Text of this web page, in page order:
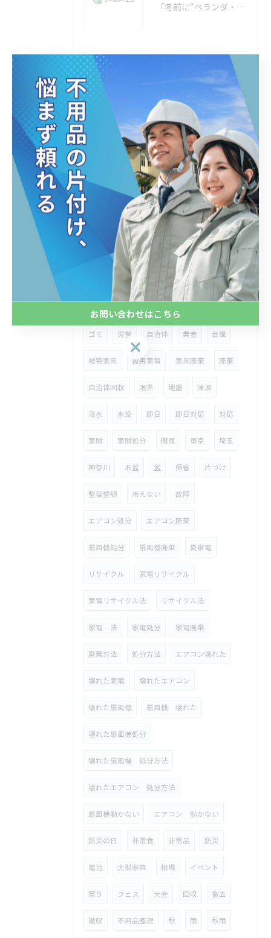
「冬前に“ベランダ・物置”の片付けをする人が増える理由。放置した不用品は早めに処分を」
タグ
ゴミ屋敷 ゴミ処分 片付け
テレビ 家電 引っ越し
家具 綺麗にする
部屋 スッキリ させる
にする 粗大ごみ 遺品整理
遺品処分 遺品 やること 砂利
トラブル 裏話 賃貸
ゴミ 災害 自治体 業者 台風
被害家具 被害家電 家具廃棄 廃棄
自治体回収 限界 地震 津波
浸水 水没 即日 即日対応 対応
家財 家財処分 関東 東京 埼玉
神奈川 お盆 盆 帰省 片づけ
整理整頓 冷えない 故障
エアコン処分 エアコン廃棄
扇風機処分 扇風機廃棄 夏家電
リサイクル 家電リサイクル
家電リサイクル法 リサイクル法
家電 法 家電処分 家電廃棄
廃棄方法 処分方法 エアコン壊れた
壊れた家電 壊れたエアコン
壊れた扇風機 扇風機 壊れた
壊れた扇風機処分
壊れた扇風機 処分方法
壊れたエアコン 処分方法
扇風機動かない エアコン 動かない
防災の日 非常食 非常品 防災
電池 大型家具 相場 イベント
祭り フェス 大会 回収 撤去
撤収 不用品整理 秋 雨 秋雨
お問い合わせはこちら
お問い合わせはこちら